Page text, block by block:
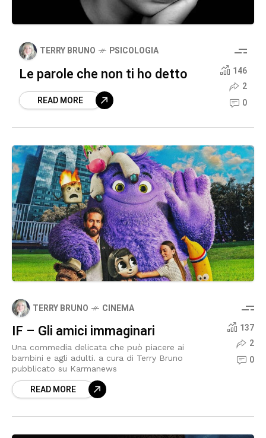
TERRY BRUNO PSICOLOGIA
Le parole che non ti ho detto
READ MORE
146
2
0
TERRY BRUNO CINEMA
IF – Gli amici immaginari
Una commedia delicata che può piacere ai
bambini e agli adulti. a cura di Terry Bruno
pubblicato su Karmanews
READ MORE
137
2
0